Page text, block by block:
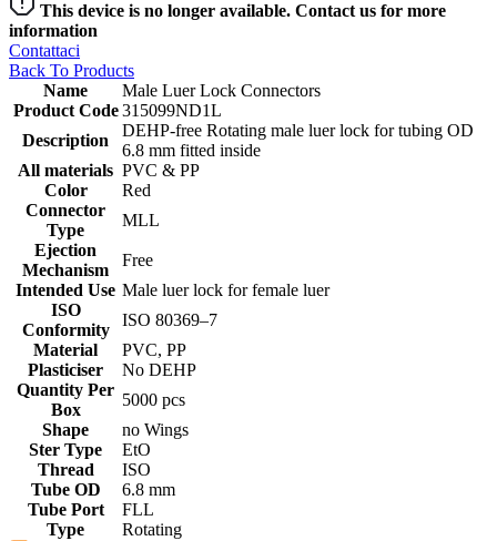
This device is no longer available. Contact us for more
information
Contattaci
Back To Products
Name
Male Luer Lock Connectors
Product Code 315099ND1L
Description
DEHP-free Rotating male luer lock for tubing OD
6.8 mm fitted inside
All materials PVC & PP
Color
Red
Connector
Type
MLL
Ejection
Mechanism
Free
Intended Use Male luer lock for female luer
ISO
Conformity
‎ISO 80369–7
Material
PVC, PP
Plasticiser
No DEHP
Quantity Per
Box
5000 pcs
Shape
no Wings
Ster Type
EtO
Thread
ISO
Tube OD
6.8 mm
Tube Port
FLL
Type
Rotating